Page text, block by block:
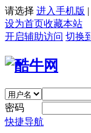
请选择 进入手机版 |
设为首页收藏本站
开启辅助访问 切换
密码
快捷导航